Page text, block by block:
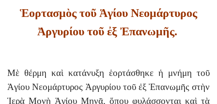
Ἑορτασμὸς τοῦ Ἁγίου Νεομάρτυρος
Ἀργυρίου τοῦ ἐξ Ἐπανωμῆς.
Μὲ θέρμη καὶ κατάνυξη ἑορτάσθηκε ἡ μνήμη τοῦ
Ἁγίου Νεομάρτυρος Ἀργυρίου τοῦ ἐξ Ἐπανωμῆς στὴν
Ἱερὰ Μονὴ Ἁγίου Μηνᾶ, ὅπου φυλάσσονται καὶ τὰ